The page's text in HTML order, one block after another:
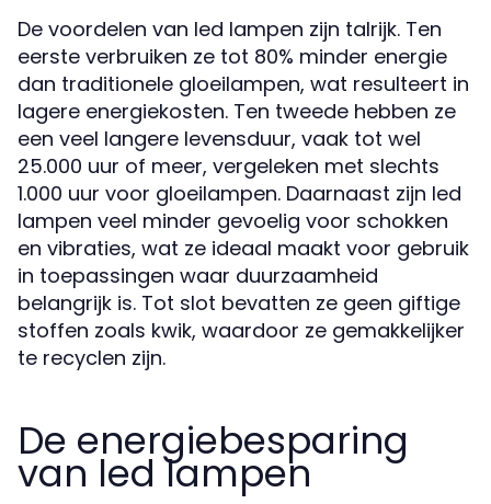
De voordelen van led lampen zijn talrijk. Ten
eerste verbruiken ze tot 80% minder energie
dan traditionele gloeilampen, wat resulteert in
lagere energiekosten. Ten tweede hebben ze
een veel langere levensduur, vaak tot wel
25.000 uur of meer, vergeleken met slechts
1.000 uur voor gloeilampen. Daarnaast zijn led
lampen veel minder gevoelig voor schokken
en vibraties, wat ze ideaal maakt voor gebruik
in toepassingen waar duurzaamheid
belangrijk is. Tot slot bevatten ze geen giftige
stoffen zoals kwik, waardoor ze gemakkelijker
te recyclen zijn.
De energiebesparing
van led lampen